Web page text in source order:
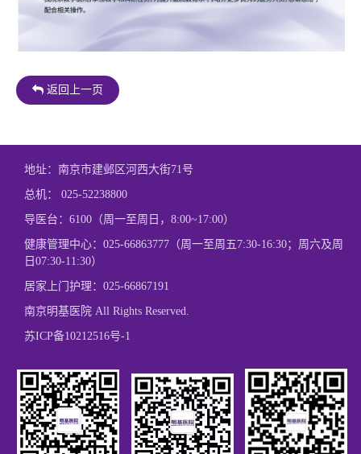
返回上一页
地址：南京市建邺区河西大街71号
总机： 025-52238800
导医台：6100（周一至周日，8:00~17:00）
健康管理中心： 025-66863777 （周一至周五7:30-16:30；周六及周
日07:30-11:30）
居家上门护理： 025-66867191
南京明基医院 All Rights Reserved.
苏ICP备10212516号-1